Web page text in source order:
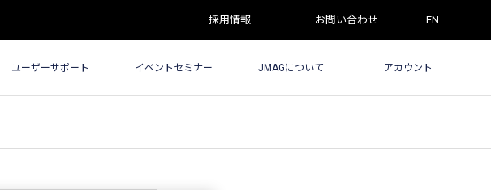
採用情報 お問い合わせ EN
ユーザーサポート イベントセミナー JMAGについて アカウント